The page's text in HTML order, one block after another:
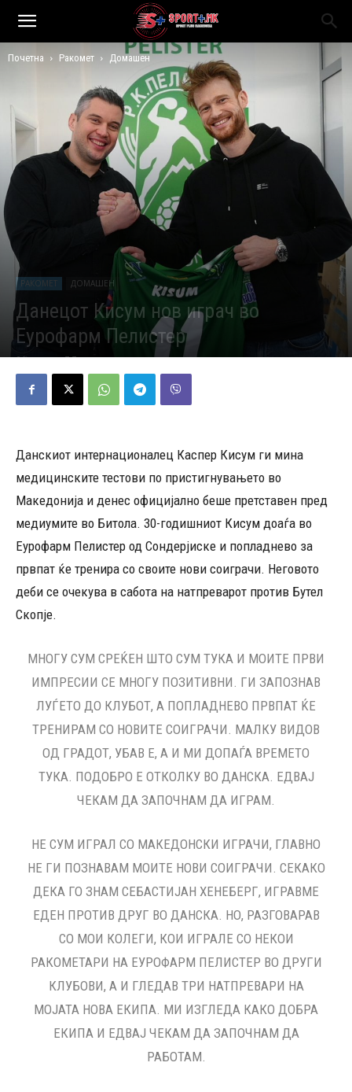
Почетна Ракомет Домашен
РАКОМЕТ ДОМАШЕН
Данецот Кисум нов играч во
Еурофарм Пелистер
Објавено од ДД - 09/02/2023 480
Данскиот интернационалец Каспер Кисум ги мина
медицинските тестови по пристигнувањето во
Македонија и денес официјално беше претставен пред
медиумите во Битола. 30-годишниот Кисум доаѓа во
Еурофарм Пелистер од Сондерјиске и попладнево за
првпат ќе тренира со своите нови соиграчи. Неговото
деби се очекува в сабота на натпреварот против Бутел
Скопје.
МНОГУ СУМ СРЕЌЕН ШТО СУМ ТУКА И МОИТЕ ПРВИ
ИМПРЕСИИ СЕ МНОГУ ПОЗИТИВНИ. ГИ ЗАПОЗНАВ
ЛУЃЕТО ДО КЛУБОТ, А ПОПЛАДНЕВО ПРВПАТ ЌЕ
ТРЕНИРАМ СО НОВИТЕ СОИГРАЧИ. МАЛКУ ВИДОВ
ОД ГРАДОТ, УБАВ Е, А И МИ ДОПАЃА ВРЕМЕТО
ТУКА. ПОДОБРО Е ОТКОЛКУ ВО ДАНСКА. ЕДВАЈ
ЧЕКАМ ДА ЗАПОЧНАМ ДА ИГРАМ.
НЕ СУМ ИГРАЛ СО МАКЕДОНСКИ ИГРАЧИ, ГЛАВНО
НЕ ГИ ПОЗНАВАМ МОИТЕ НОВИ СОИГРАЧИ. СЕКАКО
ДЕКА ГО ЗНАМ СЕБАСТИЈАН ХЕНЕБЕРГ, ИГРАВМЕ
ЕДЕН ПРОТИВ ДРУГ ВО ДАНСКА. НО, РАЗГОВАРАВ
СО МОИ КОЛЕГИ, КОИ ИГРАЛЕ СО НЕКОИ
РАКОМЕТАРИ НА ЕУРОФАРМ ПЕЛИСТЕР ВО ДРУГИ
КЛУБОВИ, А И ГЛЕДАВ ТРИ НАТПРЕВАРИ НА
МОЈАТА НОВА ЕКИПА. МИ ИЗГЛЕДА КАКО ДОБРА
ЕКИПА И ЕДВАЈ ЧЕКАМ ДА ЗАПОЧНАМ ДА
РАБОТАМ.